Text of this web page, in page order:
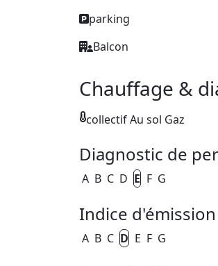
parking
Balcon
Chauffage &
collectif Au sol Gaz
Diagnostic de
A B C D E F G
Indice
A B C D E F G